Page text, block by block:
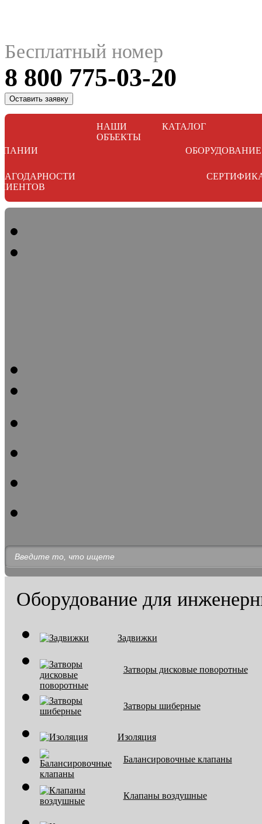
Бесплатный номер
8 800 775-03-20
Оставить заявку
НАШИ
ОБЪЕКТЫ
КАТАЛОГ
ОБОРУДОВАНИЕ
Оборудование для
Задвижки
Затворы дисковые поворотные
Затворы шиберные
Изоляция
Балансировочные клапаны
Клапаны воздушные